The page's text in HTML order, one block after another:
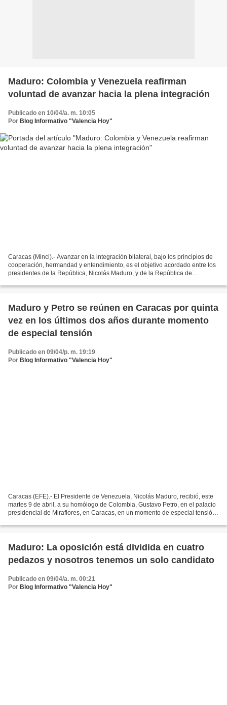
Maduro: Colombia y Venezuela reafirman
voluntad de avanzar hacia la plena integración
Publicado en 10/04/a. m. 10:05
Por Blog Informativo "Valencia Hoy"
Caracas (Minci).- Avanzar en la integración bilateral, bajo los principios de
cooperación, hermandad y entendimiento, es el objetivo acordado entre los
presidentes de la República, Nicolás Maduro, y de la República de
Maduro y Petro se reúnen en Caracas por quinta
vez en los últimos dos años durante momento
de especial tensión
Publicado en 09/04/p. m. 19:19
Por Blog Informativo "Valencia Hoy"
Caracas (EFE).- El Presidente de Venezuela, Nicolás Maduro, recibió, este
martes 9 de abril, a su homólogo de Colombia, Gustavo Petro, en el palacio
presidencial de Miraflores, en Caracas, en un momento de especial tensión
Maduro: La oposición está dividida en cuatro
pedazos y nosotros tenemos un solo candidato
Publicado en 09/04/a. m. 00:21
Por Blog Informativo "Valencia Hoy"